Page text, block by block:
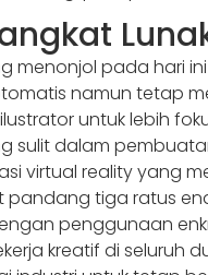
menonjol pada hari
namun tetap
untuk lebih
sulit dalam
virtual reality yang
pandang tiga ratus
penggunaan
kreatif di seluruh